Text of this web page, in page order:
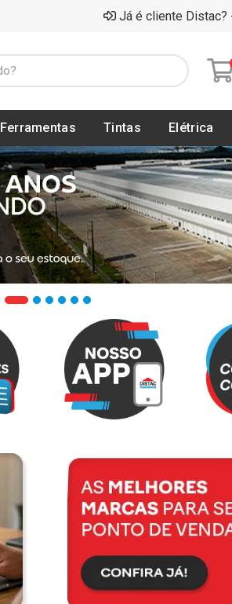
Já é cliente Distac?
Ferramentas Tintas Elétrica